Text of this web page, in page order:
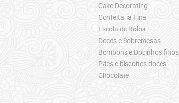
Cake Decorating
Confeitaria Fina
Escola de Bolos
Doces e Sobremesas
Bombons e Docinhos finos
Pães e biscoitos doces
Chocolate